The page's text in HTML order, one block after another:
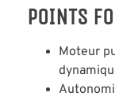
POINTS
Moteur